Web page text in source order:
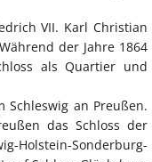
VII. Karl Christian
der Jahre 1864
als Quartier und
Schleswig an Preußen.
das Schloss der
Holstein-Sonderburg-